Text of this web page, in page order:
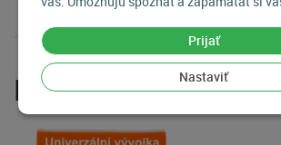
Prijať
Nastaviť
Príslušenstvo